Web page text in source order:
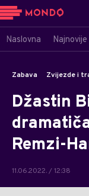
Naslovna Najnovije
Zabava Zvijezde i
Džastin
Remzi-
11.06.2022. / 12:38